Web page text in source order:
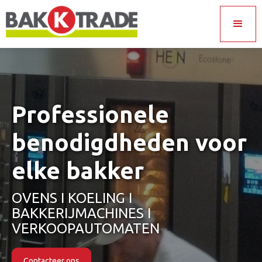
Professionele
benodigdheden voor
elke bakker
OVENS I KOELING I
BAKKERIJMACHINES I
VERKOOPAUTOMATEN